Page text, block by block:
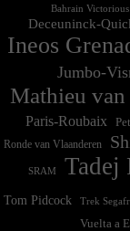
Bahrain Victorious
Deceuninck-
Ineos
Jumbo-
Mathieu van
Paris-Roubaix
Ronde van Vlaanderen
SRAM Tadej
Tom Pidcock Trek
Vuelta a